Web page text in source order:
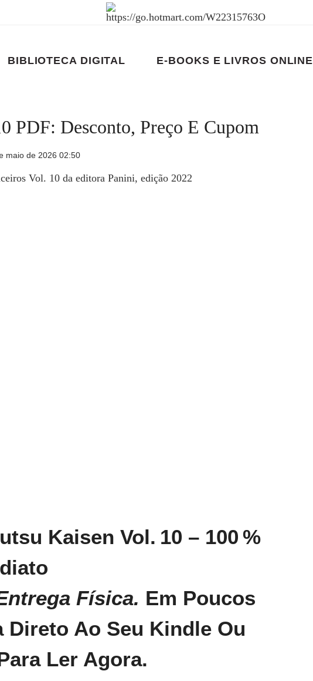
BIBLIOTECA DIGITAL E-BOOKS E LIVROS ONLINE
PDF: Desconto, Preço E Cupom
maio de 2026 02:50
Kaisen Vol. 10 – 100 %
Física. Em Poucos
Direto Ao Seu Kindle Ou
Ler Agora.